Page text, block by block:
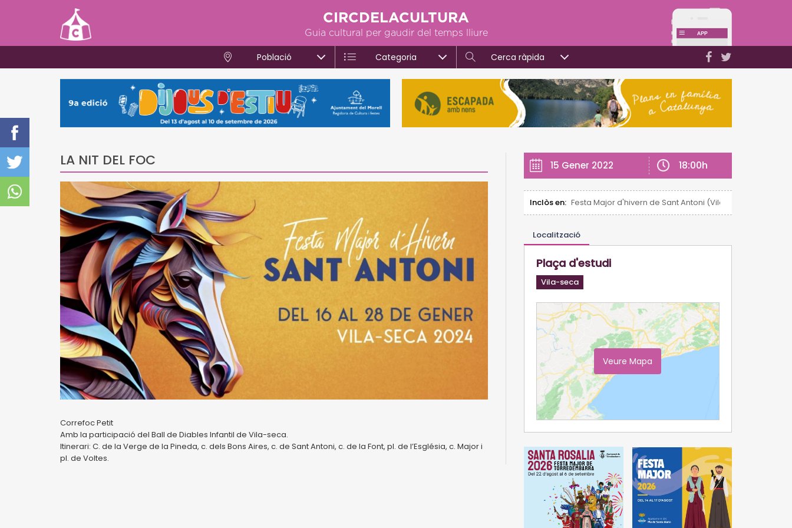
CIRCDELACULTURA
Guia cultural per gaudir del temps lliure
Població Categoria Cerca ràpida
LA NIT DEL FOC
Correfoc Petit
Amb la participació del Ball de Diables Infantil de Vila-seca.
Itinerari: C. de la Verge de la Pineda, c. dels Bons Aires, c. de Sant Antoni, c. de la Font, pl. de l’Església, c. Major i
pl. de Voltes.
15 Gener 2022 18:00h
Inclòs en: Festa Major d'hivern de Sant Antoni (Vila-seca)
Localització
Plaça d'estudi
Vila-seca
Veure Mapa